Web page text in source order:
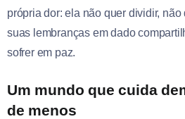
própria dor: ela não quer dividir,
suas lembranças em dado
sofrer em paz.
Um mundo que cuida
de menos